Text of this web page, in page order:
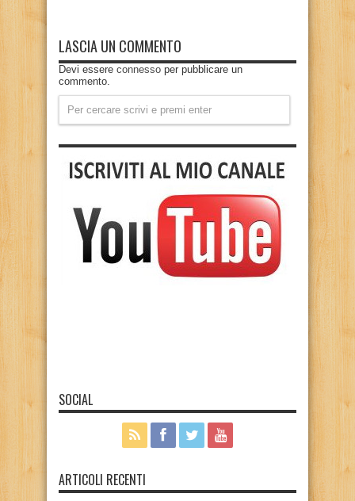
LASCIA UN COMMENTO
Devi essere connesso per pubblicare un
commento.
SOCIAL
ARTICOLI RECENTI